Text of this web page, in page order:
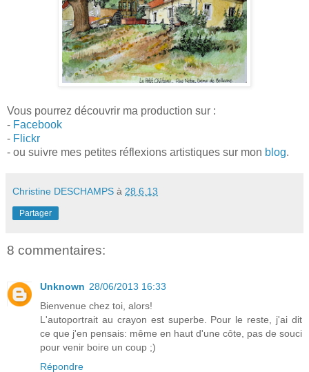
Vous pourrez découvrir ma production sur :
- Facebook
- Flickr
- ou suivre mes petites réflexions artistiques sur mon blog.
Christine DESCHAMPS à 28.6.13
Partager
8 commentaires:
Unknown 28/06/2013 16:33
Bienvenue chez toi, alors!
L'autoportrait au crayon est superbe. Pour le reste, j'ai dit
ce que j'en pensais: même en haut d'une côte, pas de souci
pour venir boire un coup ;)
Répondre